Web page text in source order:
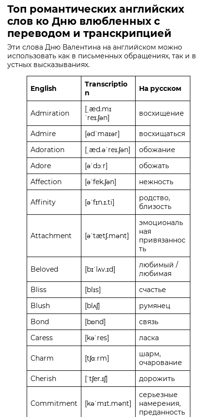
Топ романтических английских
слов ко Дню влюбленных с
переводом и транскрипцией
Эти слова Дню Валентина на английском можно
использовать как в письменных обращениях, так и в
устных высказываниях.
English
Transcriptio
n
На русском
Admiration
[ˌæd.mɪ
ˈreɪ.ʃən]
восхищение
Admire [ədˈmaɪər]
восхищаться
Adoration
[ˌæd.əˈreɪ.ʃən]
обожание
Adore
[əˈdɔːr]
обожать
Affection
[əˈfek.ʃən] нежность
Affinity [əˈfɪn.ɪ.ti]
родство,
близость
Attachment [əˈtætʃ.mənt]
эмоциональ
ная
привязаннос
ть
Beloved [bɪˈlʌv.ɪd]
любимый /
любимая
Bliss
[blɪs]
счастье
Blush
[blʌʃ]
румянец
Bond
[bɒnd]
связь
Caress
[kəˈres] ласка
Charm [tʃɑːrm]
шарм,
очарование
Cherish
[ˈtʃer.ɪʃ] дорожить
Commitment [kəˈmɪt.mənt]
серьезные
намерения,
преданность